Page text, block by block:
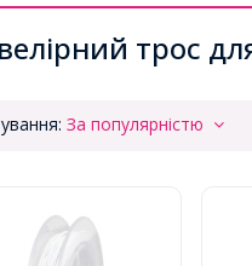
трос
За популярністю